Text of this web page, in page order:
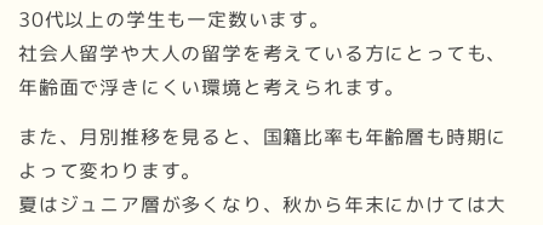
30代以上の学生も一定数います。
社会人留学や大人の留学を考えている方にとっても、
年齢面で浮きにくい環境と考えられます。
また、月別推移を見ると、国籍比率も年齢層も時期に
よって変わります。
夏はジュニア層が多くなり、秋から年末にかけては大